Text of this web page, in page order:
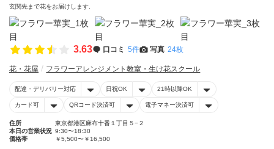
玄関先まで花をお届けします.
3.63 口コミ 5件 写真 24枚
花・花屋 フラワーアレンジメント教室・生け花スクール
配達・デリバリー対応 日祝OK 21時以降OK
カード可 QRコード決済可 電子マネー決済可
住所
東京都港区麻布十番１丁目５−２
本日の営業状況 9:30〜18:30
価格帯
￥5,500〜￥16,500